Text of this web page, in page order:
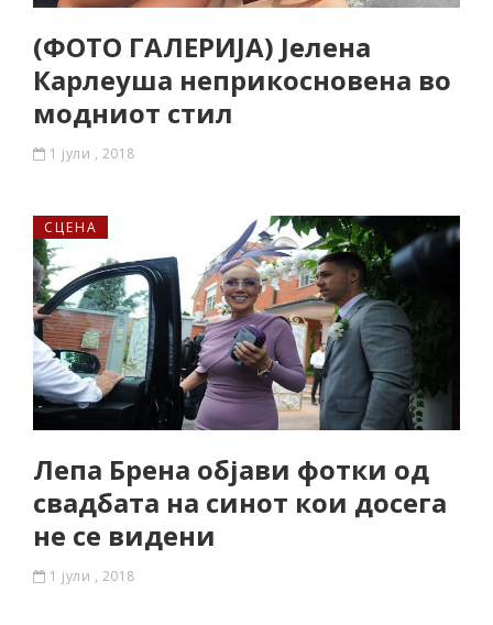
(ФОТО ГАЛЕРИЈА) Јелена
Карлеуша неприкосновена во
модниот стил
1 јули , 2018
СЦЕНА
Лепа Брена објави фотки од
свадбата на синот кои досега
не се видени
1 јули , 2018